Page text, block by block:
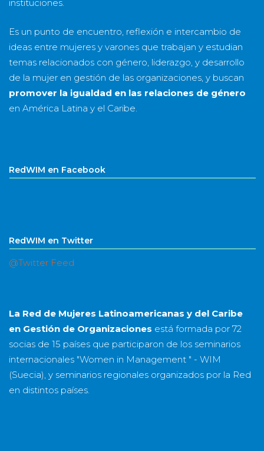
instituciones.
Es un punto de encuentro, reflexión e intercambio de
ideas entre mujeres y varones que trabajan y estudian
temas relacionados con género, liderazgo, y desarrollo
de la mujer en gestión de las organizaciones, y buscan
promover la igualdad en las relaciones de género
en América Latina y el Caribe.
RedWIM en Facebook
RedWIM en Twitter
@Twitter Feed
La Red de Mujeres Latinoamericanas y del Caribe
en Gestión de Organizaciones está formada por 72
socias de 15 países que participaron de los seminarios
internacionales "Women in Management " - WIM
(Suecia), y seminarios regionales organizados por la Red
en distintos países.